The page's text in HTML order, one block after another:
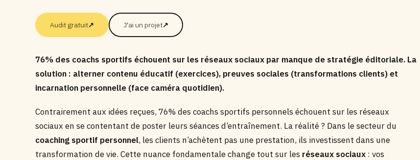
Audit gratuit↗ J'ai un projet↗
76% des coachs sportifs échouent sur les réseaux sociaux par manque de stratégie éditoriale. La
solution : alterner contenu éducatif (exercices), preuves sociales (transformations clients) et
incarnation personnelle (face caméra quotidien).
Contrairement aux idées reçues, 76% des coachs sportifs personnels échouent sur les réseaux
sociaux en se contentant de poster leurs séances d’entraînement. La réalité ? Dans le secteur du
coaching sportif personnel, les clients n’achètent pas une prestation, ils investissent dans une
transformation de vie. Cette nuance fondamentale change tout sur les réseaux sociaux : vos